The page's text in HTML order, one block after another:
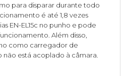
para disparar durante todo
é até 1,8 vezes
EN-EL15c no punho e pode
Além disso,
como carregador de
não está acoplado à câmara.